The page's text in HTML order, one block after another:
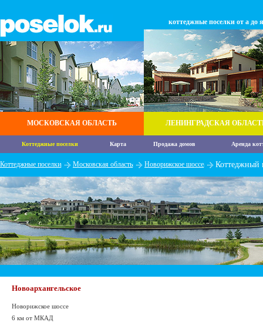
МОСКОВСКАЯ ОБЛАСТЬ
коттеджные поселки от а до я
ЛЕНИНГРАДСКАЯ
Коттеджные поселки Карта Продажа домов Аренда
Коттеджные поселки Московская область Новорижское шоссе Коттеджный
Новоархангельское
Новорижское шоссе
6 км от МКАД